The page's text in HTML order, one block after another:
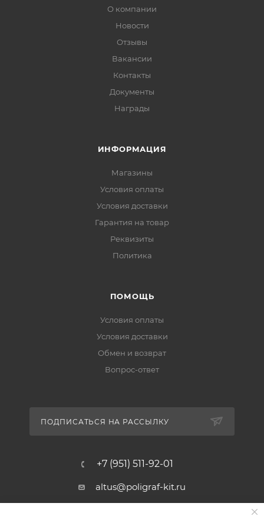
О компании
Новости
Отзывы
Вакансии
Контакты
Документы
Награды
ИНФОРМАЦИЯ
Магазины
Условия оплаты
Условия доставки
Гарантия на товар
Реквизиты
Политика
ПОМОЩЬ
Условия оплаты
Условия доставки
Обмен и возврат
Вопрос-ответ
ПОДПИСАТЬСЯ НА РАССЫЛКУ
+7 (951) 511-92-01
altus@poligraf-kit.ru